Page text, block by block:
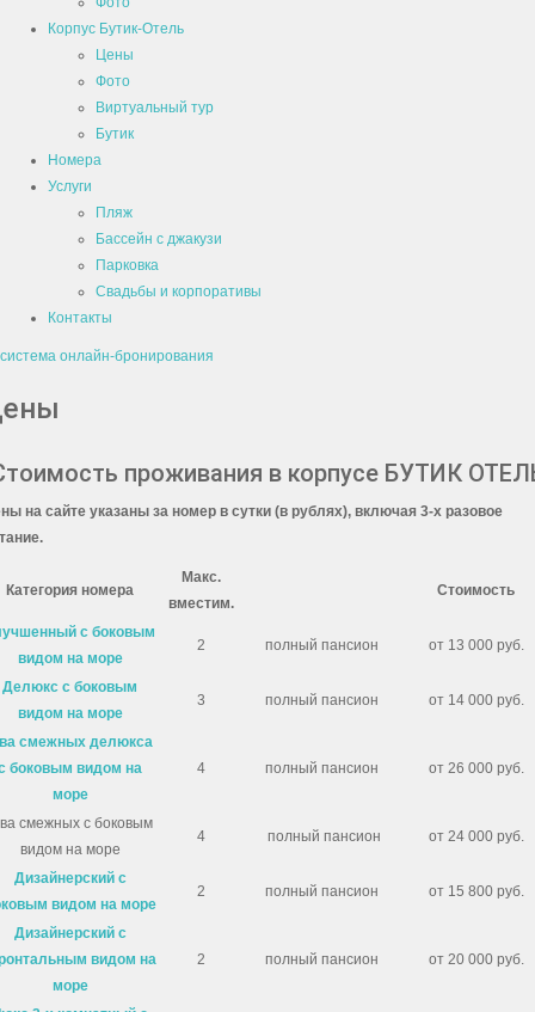
Корпус Бутик-Отель
Цены
Фото
Виртуальный тур
Бутик
Номера
Услуги
Пляж
Бассейн с джакузи
Парковка
Свадьбы и корпоративы
Контакты
система онлайн-бронирования
проживания в корпусе БУТИК
на сайте указаны за номер в сутки (в рублях), включая 3-х разовое
Категория номера
Макс.
вместим.
Стоимость
с боковым
видом на море
2 полный пансион от 13 000 руб.
Делюкс с боковым
видом на море
3 полный пансион от 14 000 руб.
смежных делюкса
боковым видом на
море
4 полный пансион от 26 000 руб.
смежных с боковым
видом на море
4 полный пансион от 24 000 руб.
Дизайнерский с
видом на море
2 полный пансион от 15 800 руб.
Дизайнерский с
видом на
море
2 полный пансион от 20 000 руб.